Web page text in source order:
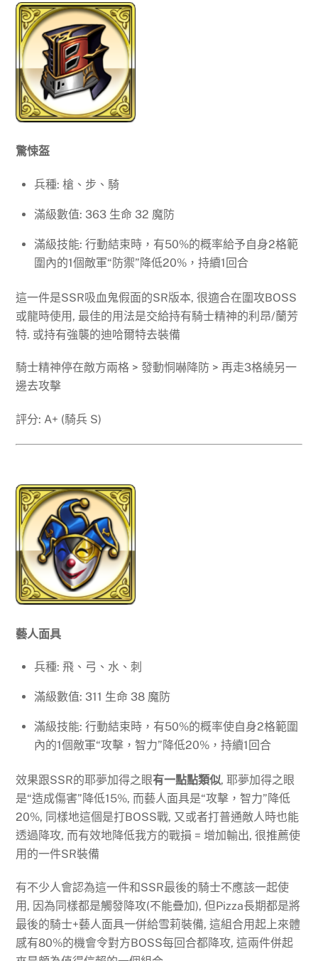
驚悚盔
兵種: 槍、步、騎
滿級數值: 363 生命 32 魔防
滿級技能: 行動結束時，有50%的概率給予自身2格範
圍內的1個敵軍“防禦”降低20%，持續1回合
這一件是SSR吸血鬼假面的SR版本, 很適合在圍攻BOSS
或龍時使用, 最佳的用法是交給持有騎士精神的利昂/蘭芳
特. 或持有強襲的迪哈爾特去裝備
騎士精神停在敵方兩格 > 發動恫嚇降防 > 再走3格繞另一
邊去攻擊
評分: A+ (騎兵 S)
藝人面具
兵種: 飛、弓、水、刺
滿級數值: 311 生命 38 魔防
滿級技能: 行動結束時，有50%的概率使自身2格範圍
內的1個敵軍“攻擊，智力”降低20%，持續1回合
效果跟SSR的耶夢加得之眼有一點點類似, 耶夢加得之眼
是“造成傷害”降低15%, 而藝人面具是“攻擊，智力”降低
20%, 同樣地這個是打BOSS戰, 又或者打普通敵人時也能
透過降攻, 而有效地降低我方的戰損 = 增加輸出, 很推薦使
用的一件SR裝備
有不少人會認為這一件和SSR最後的騎士不應該一起使
用, 因為同樣都是觸發降攻(不能疊加), 但Pizza長期都是將
最後的騎士+藝人面具一併給雪莉裝備, 這組合用起上來體
感有80%的機會令對方BOSS每回合都降攻, 這兩件併起